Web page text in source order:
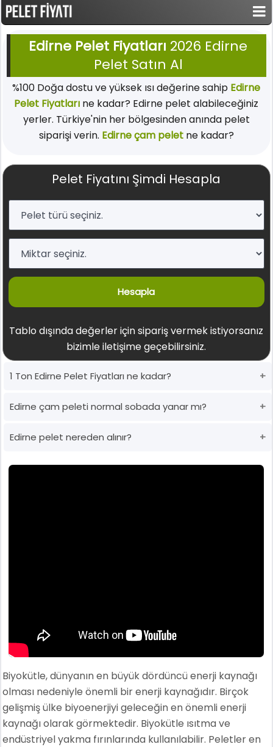
Edirne Pelet Fiyatları 2026 Edirne
Pelet Satın Al
%100 Doğa dostu ve yüksek ısı değerine sahip Edirne
Pelet Fiyatları ne kadar? Edirne pelet alabileceğiniz
yerler. Türkiye'nin her bölgesinden anında pelet
siparişi verin. Edirne çam peletne kadar?
Pelet Fiyatını Şimdi Hesapla
Hesapla
Tablo dışında değerler için sipariş vermek istiyorsanız
bizimle iletişime geçebilirsiniz.
1 Ton Edirne Pelet Fiyatları ne kadar?
Edirne çam peleti normal sobada yanar mı?
Edirne pelet nereden alınır?
Biyokütle, dünyanın en büyük dördüncü enerji kaynağı
olması nedeniyle önemli bir enerji kaynağıdır. Birçok
gelişmiş ülke biyoenerjiyi geleceğin en önemli enerji
kaynağı olarak görmektedir. Biyokütle ısıtma ve
endüstriyel yakma fırınlarında kullanılabilir. Peletler en